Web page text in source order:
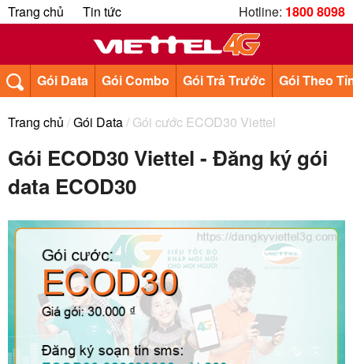
Trang chủ Tin tức Hotline: 1800 8098
Gói Data Gói Combo Gói Trả Trước Gói Theo
Trang chủ /Gói Data/ Gói cước ECOD30 Viettel
Gói ECOD30 Viettel - Đăng ký gói
data ECOD30